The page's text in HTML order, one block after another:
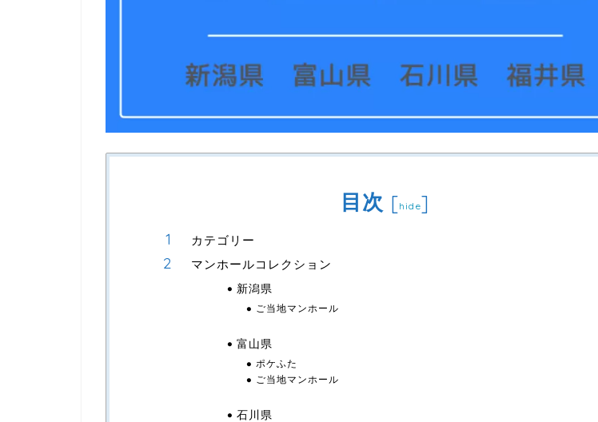
目次 [hide]
カテゴリー
マンホールコレクション
新潟県
ご当地マンホール
富山県
ポケふた
ご当地マンホール
石川県